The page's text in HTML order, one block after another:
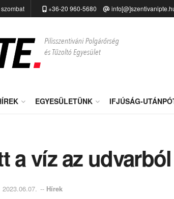
+36-20 960-5680
EGYESÜLETÜNK IFJÚSÁG-
a víz az udvarból
2023.06.07. -- Hírek